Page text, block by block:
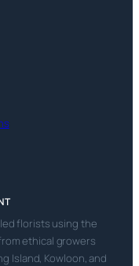
florists using the
ethical growers
Island, Kowloon, and